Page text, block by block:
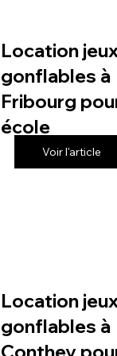
Location
gonflables à
Fribourg
école
Voir l'article
Location
gonflables à
Conthey